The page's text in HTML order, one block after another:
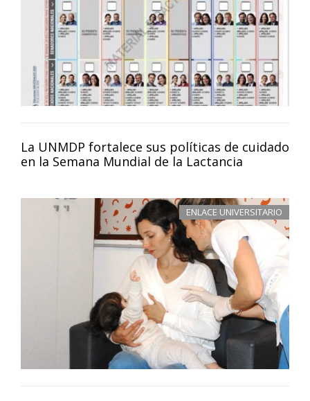
La UNMDP fortalece sus políticas de cuidado
en la Semana Mundial de la Lactancia
ENLACE UNIVERSITARIO